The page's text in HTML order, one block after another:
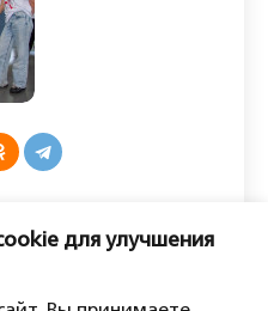
чтобыдля улучшения